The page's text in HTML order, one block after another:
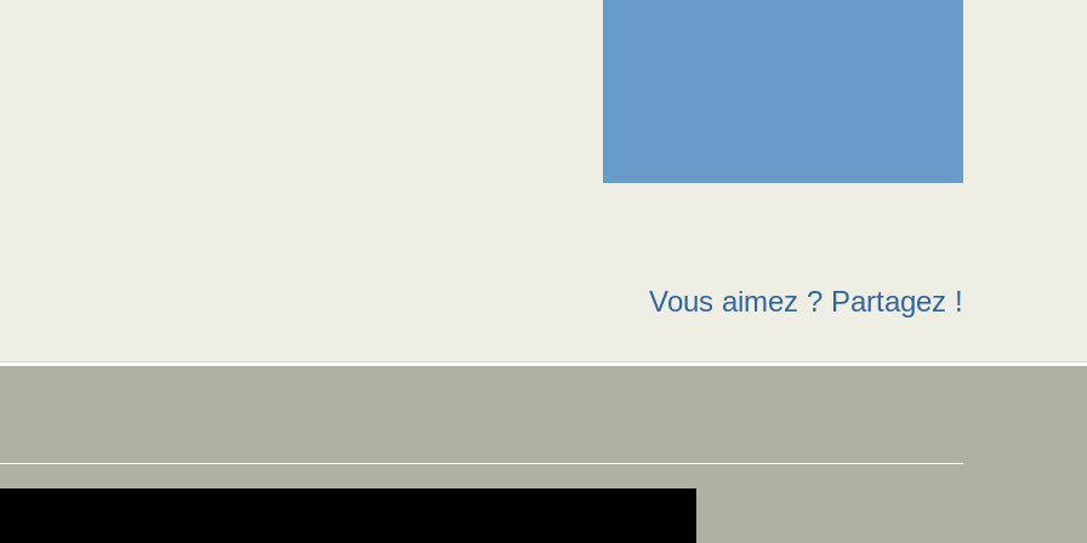
Vous aimez ? Partagez !